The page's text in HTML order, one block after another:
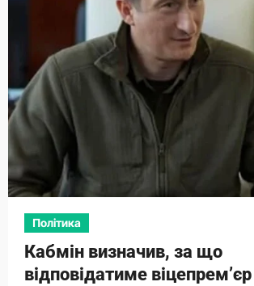
Політика
Кабмін визначив, за що
відповідатиме віцепрем’єр